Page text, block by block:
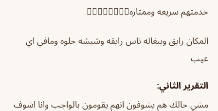
خدمتهم سريعه وممتازه⁦👍🏼⁩⁦👍🏼⁩⁦👍🏼⁩⁦👍🏼⁩
المكان رايق ويبغاله ناس رايقه وشيشه حلوه ومافي اي
عيب
التقرير الثاني:
مشي حالك هم يشوفون انهم يقومون بالواجب وانا اشوف